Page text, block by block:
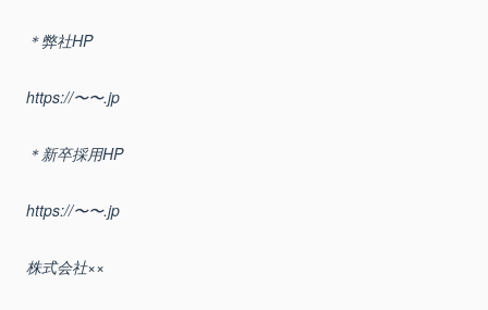
＊弊社HP
https://〜〜.jp
＊新卒採用HP
https://〜〜.jp
株式会社××